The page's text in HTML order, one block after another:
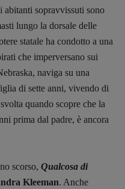
fis.
sopravvissuti sono
lungo la dorsale delle
statale ha condotto a una
che imperversano sui
naviga su una
di sette anni, vivendo di
quando scopre che la
prima dal padre, è ancora
scorso, Qualcosa di
Kleeman. Anche